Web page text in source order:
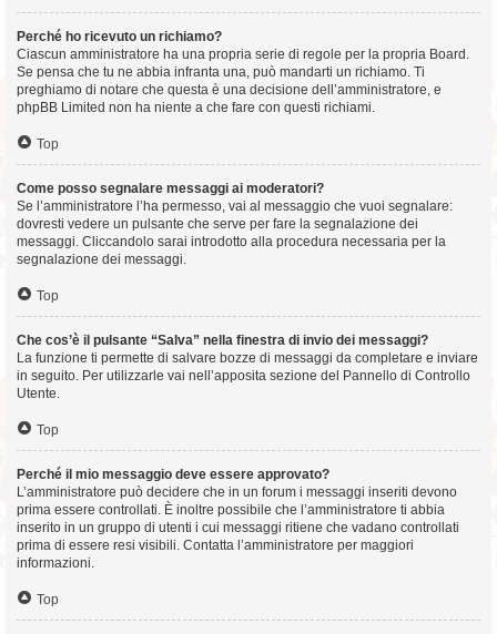
Perché ho ricevuto un richiamo?
Ciascun amministratore ha una propria serie di regole per la propria Board.
Se pensa che tu ne abbia infranta una, può mandarti un richiamo. Ti
preghiamo di notare che questa è una decisione dell’amministratore, e
phpBB Limited non ha niente a che fare con questi richiami.
Top
Come posso segnalare messaggi ai moderatori?
Se l’amministratore l’ha permesso, vai al messaggio che vuoi segnalare:
dovresti vedere un pulsante che serve per fare la segnalazione dei
messaggi. Cliccandolo sarai introdotto alla procedura necessaria per la
segnalazione dei messaggi.
Top
Che cos’è il pulsante “Salva” nella finestra di invio dei messaggi?
La funzione ti permette di salvare bozze di messaggi da completare e inviare
in seguito. Per utilizzarle vai nell’apposita sezione del Pannello di Controllo
Utente.
Top
Perché il mio messaggio deve essere approvato?
L’amministratore può decidere che in un forum i messaggi inseriti devono
prima essere controllati. È inoltre possibile che l’amministratore ti abbia
inserito in un gruppo di utenti i cui messaggi ritiene che vadano controllati
prima di essere resi visibili. Contatta l’amministratore per maggiori
informazioni.
Top